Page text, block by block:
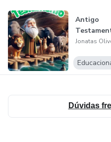
Antigo
Jonatas
Dúvidas